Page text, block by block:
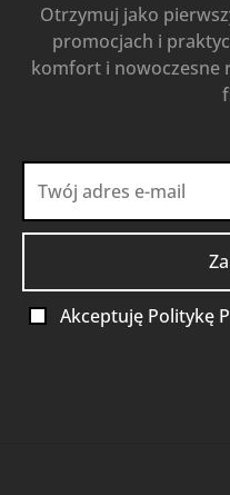
Otrzymuj jako
promocjach i
komfort i nowoczesne
Akceptuję Politykę